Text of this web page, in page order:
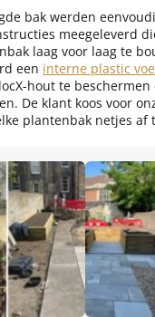
bak werden
meegeleverd
laag voor laag te
een interne plastic
hout te
De klant koos voor
plantenbak netjes af